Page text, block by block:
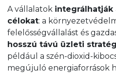
A vállalatok integrálhatják
célokat: a
felelősségvállalást és
hosszú távú üzleti
például a szén-dioxid-
megújuló energiaforrások